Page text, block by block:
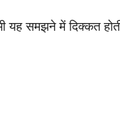
समझने में दिक्कत